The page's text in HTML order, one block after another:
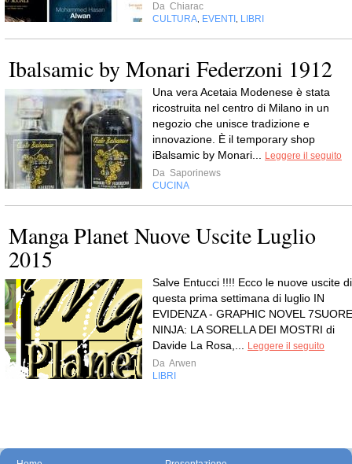
Da Chiarac
CULTURA EVENTI LIBRI
Ibalsamic by Monari Federzoni 1912
Una vera Acetaia Modenese è stata
ricostruita nel centro di Milano in un
negozio che unisce tradizione e
innovazione. È il temporary shop
iBalsamic by Monari...
Leggere il seguito
Da Saporinews
CUCINA
Manga Planet Nuove Uscite Luglio
2015
Salve Entucci !!!! Ecco le nuove uscite di
questa prima settimana di luglio IN
EVIDENZA - GRAPHIC NOVEL 7SUORE
NINJA: LA SORELLA DEI MOSTRI di
Davide La Rosa,...
Leggere il seguito
Da Arwen
LIBRI